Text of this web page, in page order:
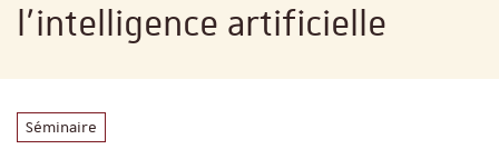
l’intelligence artificielle
Séminaire